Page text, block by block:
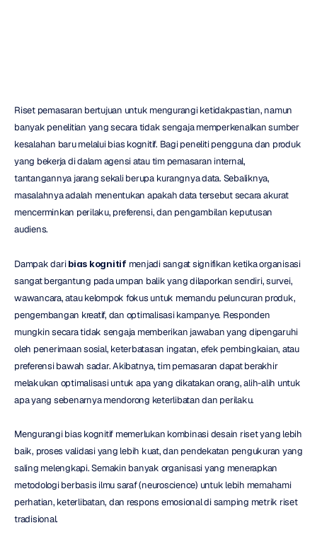
Riset pemasaran bertujuan untuk mengurangi ketidakpastian, namun
banyak penelitian yang secara tidak sengaja memperkenalkan sumber
kesalahan baru melalui bias kognitif. Bagi peneliti pengguna dan produk
yang bekerja di dalam agensi atau tim pemasaran internal,
tantangannya jarang sekali berupa kurangnya data. Sebaliknya,
masalahnya adalah menentukan apakah data tersebut secara akurat
mencerminkan perilaku, preferensi, dan pengambilan keputusan
audiens.
Dampak dari bias kognitif menjadi sangat signifikan ketika organisasi
sangat bergantung pada umpan balik yang dilaporkan sendiri, survei,
wawancara, atau kelompok fokus untuk memandu peluncuran produk,
pengembangan kreatif, dan optimalisasi kampanye. Responden
mungkin secara tidak sengaja memberikan jawaban yang dipengaruhi
oleh penerimaan sosial, keterbatasan ingatan, efek pembingkaian, atau
preferensi bawah sadar. Akibatnya, tim pemasaran dapat berakhir
melakukan optimalisasi untuk apa yang dikatakan orang, alih-alih untuk
apa yang sebenarnya mendorong keterlibatan dan perilaku.
Mengurangi bias kognitif memerlukan kombinasi desain riset yang lebih
baik, proses validasi yang lebih kuat, dan pendekatan pengukuran yang
saling melengkapi. Semakin banyak organisasi yang menerapkan
metodologi berbasis ilmu saraf (neuroscience) untuk lebih memahami
perhatian, keterlibatan, dan respons emosional di samping metrik riset
tradisional.